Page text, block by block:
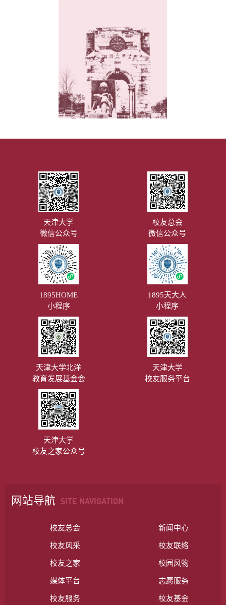
天津大学
微信公众号
校友总会
微信公众号
1895HOME
小程序
1895天大人
小程序
天津大学北洋
教育发展基金会
天津大学
校友服务平台
天津大学
校友之家公众号
网站导航 SITE NAVIGATION
校友总会 新闻中心
校友风采 校友联络
校友之家 校园风物
媒体平台 志愿服务
校友服务 校友基金